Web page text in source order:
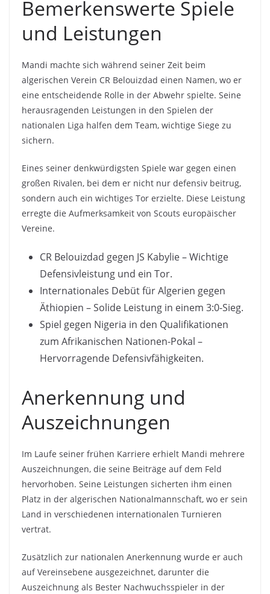
Bemerkenswerte Spiele
und Leistungen
Mandi machte sich während seiner Zeit beim
algerischen Verein CR Belouizdad einen Namen, wo er
eine entscheidende Rolle in der Abwehr spielte. Seine
herausragenden Leistungen in den Spielen der
nationalen Liga halfen dem Team, wichtige Siege zu
sichern.
Eines seiner denkwürdigsten Spiele war gegen einen
großen Rivalen, bei dem er nicht nur defensiv beitrug,
sondern auch ein wichtiges Tor erzielte. Diese Leistung
erregte die Aufmerksamkeit von Scouts europäischer
Vereine.
CR Belouizdad gegen JS Kabylie – Wichtige
Defensivleistung und ein Tor.
Internationales Debüt für Algerien gegen
Äthiopien – Solide Leistung in einem 3:0-Sieg.
Spiel gegen Nigeria in den Qualifikationen
zum Afrikanischen Nationen-Pokal –
Hervorragende Defensivfähigkeiten.
Anerkennung und
Auszeichnungen
Im Laufe seiner frühen Karriere erhielt Mandi mehrere
Auszeichnungen, die seine Beiträge auf dem Feld
hervorhoben. Seine Leistungen sicherten ihm einen
Platz in der algerischen Nationalmannschaft, wo er sein
Land in verschiedenen internationalen Turnieren
vertrat.
Zusätzlich zur nationalen Anerkennung wurde er auch
auf Vereinsebene ausgezeichnet, darunter die
Auszeichnung als Bester Nachwuchsspieler in der